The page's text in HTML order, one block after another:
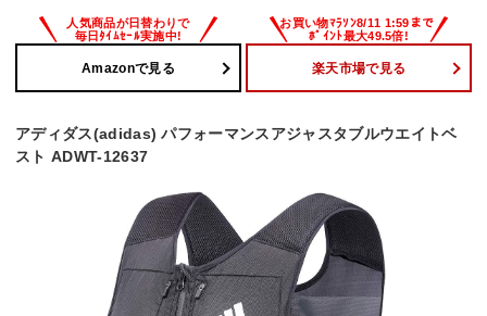
Amazonで見る 楽天市場で見る
アディダス(adidas) パフォーマンスアジャスタブルウエイトベ
スト ADWT-12637